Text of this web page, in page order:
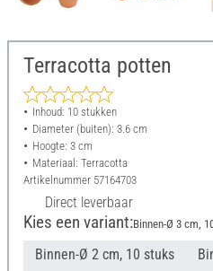
Terracotta potten
Inhoud: 10 stukken
Diameter (buiten): 3.6 cm
Hoogte: 3 cm
Materiaal: Terracotta
Artikelnummer 57164703
Direct leverbaar
Kies een variant:Binnen-Ø 3 cm,
Binnen-Ø 2 cm, 10 stuks